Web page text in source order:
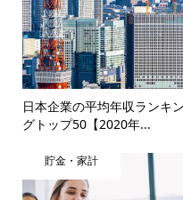
日本企業の平均年収ランキン
グトップ50【2020年...
貯金・家計